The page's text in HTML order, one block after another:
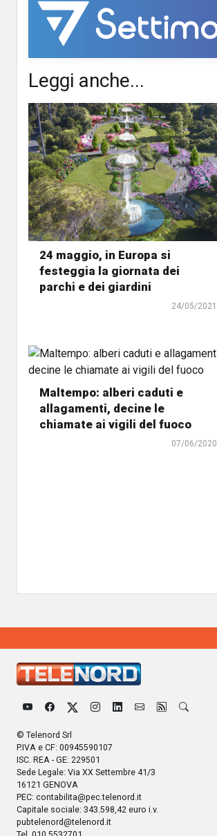
Leggi anche...
24 maggio, in Europa si
festeggia la giornata dei
parchi e dei giardini
24/05/2021
Maltempo: alberi caduti e
allagamenti, decine le
chiamate ai vigili del fuoco
07/06/2020
© Telenord Srl
P.IVA e CF: 00945590107
ISC. REA - GE: 229501
Sede Legale: Via XX Settembre 41/3
16121 GENOVA
PEC: contabilita@pec.telenord.it
Capitale sociale: 343.598,42 euro i.v.
pubtelenord@telenord.it